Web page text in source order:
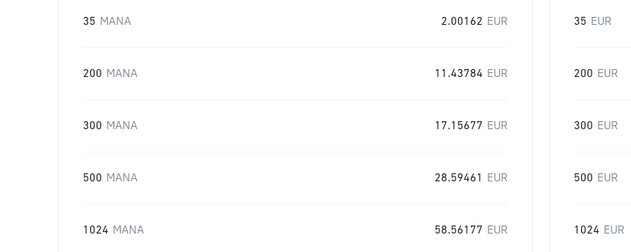
35 MANA 2.00162 EUR
200 MANA 11.43784 EUR
300 MANA 17.15677 EUR
500 MANA 28.59461 EUR
1024 MANA 58.56177 EUR
35 EUR
200 EUR
300 EUR
500 EUR
1024 EUR